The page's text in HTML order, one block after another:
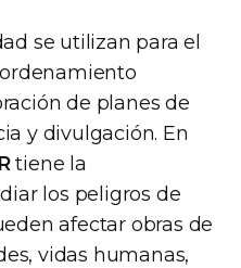
se utilizan para el
de planes de
y divulgación. En
tiene la
los peligros de
afectar obras de
vidas humanas,